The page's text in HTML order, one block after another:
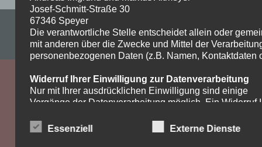
Impressum & Datenschutzerklärung
WordPress-Theme: Dynamic News von ThemeZee.
Josef-Schmitt-Straße 30
67346 Speyer
Die verantwortliche Stelle entscheidet allein oder
mit anderen über die Zwecke und Mittel der
personenbezogenen Daten (z.B. Namen, Kontaktdaten
Widerruf Ihrer Einwilligung zur Datenverarbeitung
Nur mit Ihrer ausdrücklichen Einwilligung sind einige
Vorgänge der Datenverarbeitung möglich. Ein Widerruf
Widerruf genügt eine formlose Mitteilung per E-Mail. Die
Essenziell Externe Dienste